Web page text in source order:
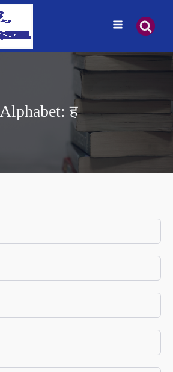
Alphabet:ह